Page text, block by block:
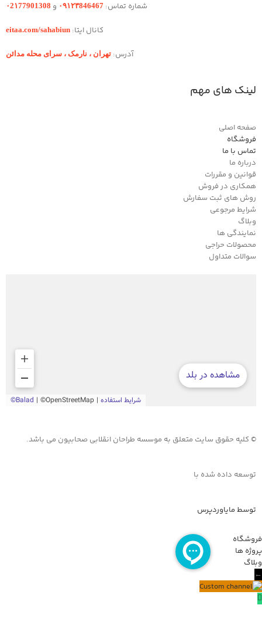
شماره تماس: ۰۹۱۲۳846467 و ۰2۱77901308
کانال ایتا: eitaa.com/sahabiun
آدرس: تهران ،‌ نارمک ، سرای محله مدائن
لینک های مهم
صفحه اصلی
فروشگاه
تماس با ما
درباره ما
قوانین و مقررات
همکاری در فروش
روش های ثبت سفارش
شرایط مرجوعی
وبلاگ
نمایندگی ها
محصولات حراجی
سوالات متداول
© کلیه حقوق سایت متعلق به موسسه طراحان انقلابی صحابیون می باشد.
توسعه داده شده با
توسط مایاوردپرس
فروشگاه
پروژه ها
وبلاگ
←